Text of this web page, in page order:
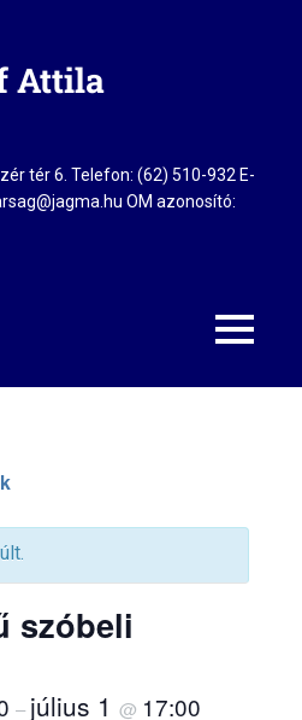
Attila
tér 6. Telefon: (62) 510-932 E-
OM azonosító:
MENU
szóbeli
– július 1 @ 17:00